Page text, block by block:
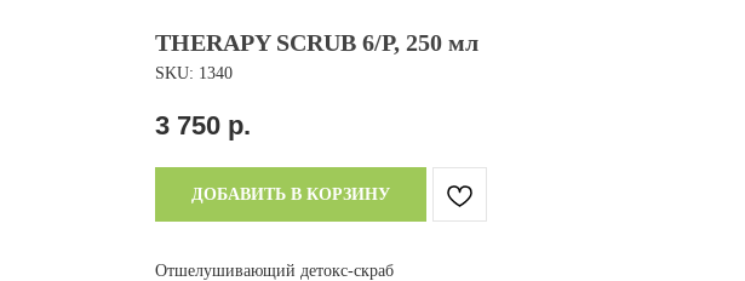
THERAPY SCRUB 6/P, 250 мл
SKU: 1340
3 750 р.
ДОБАВИТЬ В КОРЗИНУ
Отшелушивающий детокс-скраб